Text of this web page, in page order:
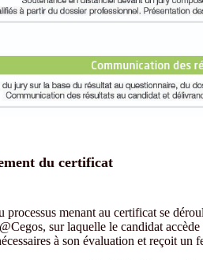
du certificat
processus menant au certificat se
sur laquelle le candidat
à son évaluation et reçoit un